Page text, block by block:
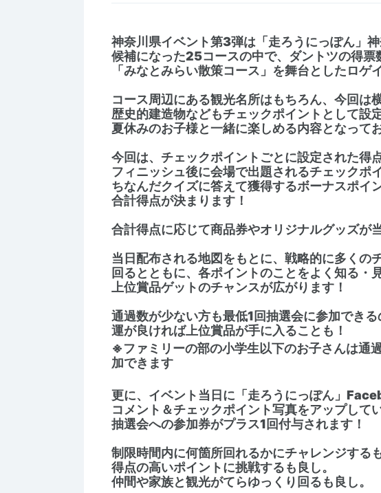
神奈川県イベント第3弾は「走ろうにっぽん」
候補になった25コースの中で、​ダントツの得票
「みなとみらい散策コース」 を舞台としたロゲ
コース周辺にある観光名所はもちろん、今回は
歴史的建造物などもチェックポイントとして設
夏休みのお子様と一緒に楽しめる内容となって
今回は、チェックポイントごとに設定された得
フィニッシュ後に会場で出題されるチェックポ
ちなんだクイズに答えて獲得するボーナスポイ
合計得点が決まります！
合計得点に応じて商品券やオリジナルグッズが
当日配布される地図をもとに、戦略的に多くの
回るとともに、各ポイントのことをよく知る・
上位賞品ゲットのチャンスが広がります！
通過数が少ない方も最低1回抽選会に参加できる
運が良ければ上位賞品が手に入ることも！
※ファミリーの部の小学生以下のお子さんは通
加できます
更に、イベント当日に「走ろうにっぽん」
コメント＆チェックポイント写真をアップして
抽選会への参加券がプラス1回付与されます！
制限時間内に何箇所回れるかにチャレンジするも
得点の高いポイントに挑戦するも良し。
仲間や家族と観光がてらゆっくり回るも良し。